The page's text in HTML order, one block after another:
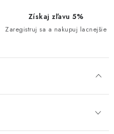
Získaj zľavu 5%
Zaregistruj sa a nakupuj lacnejšie